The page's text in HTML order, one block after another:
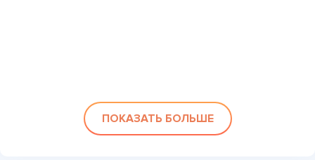
ПОКАЗАТЬ БОЛЬШЕ